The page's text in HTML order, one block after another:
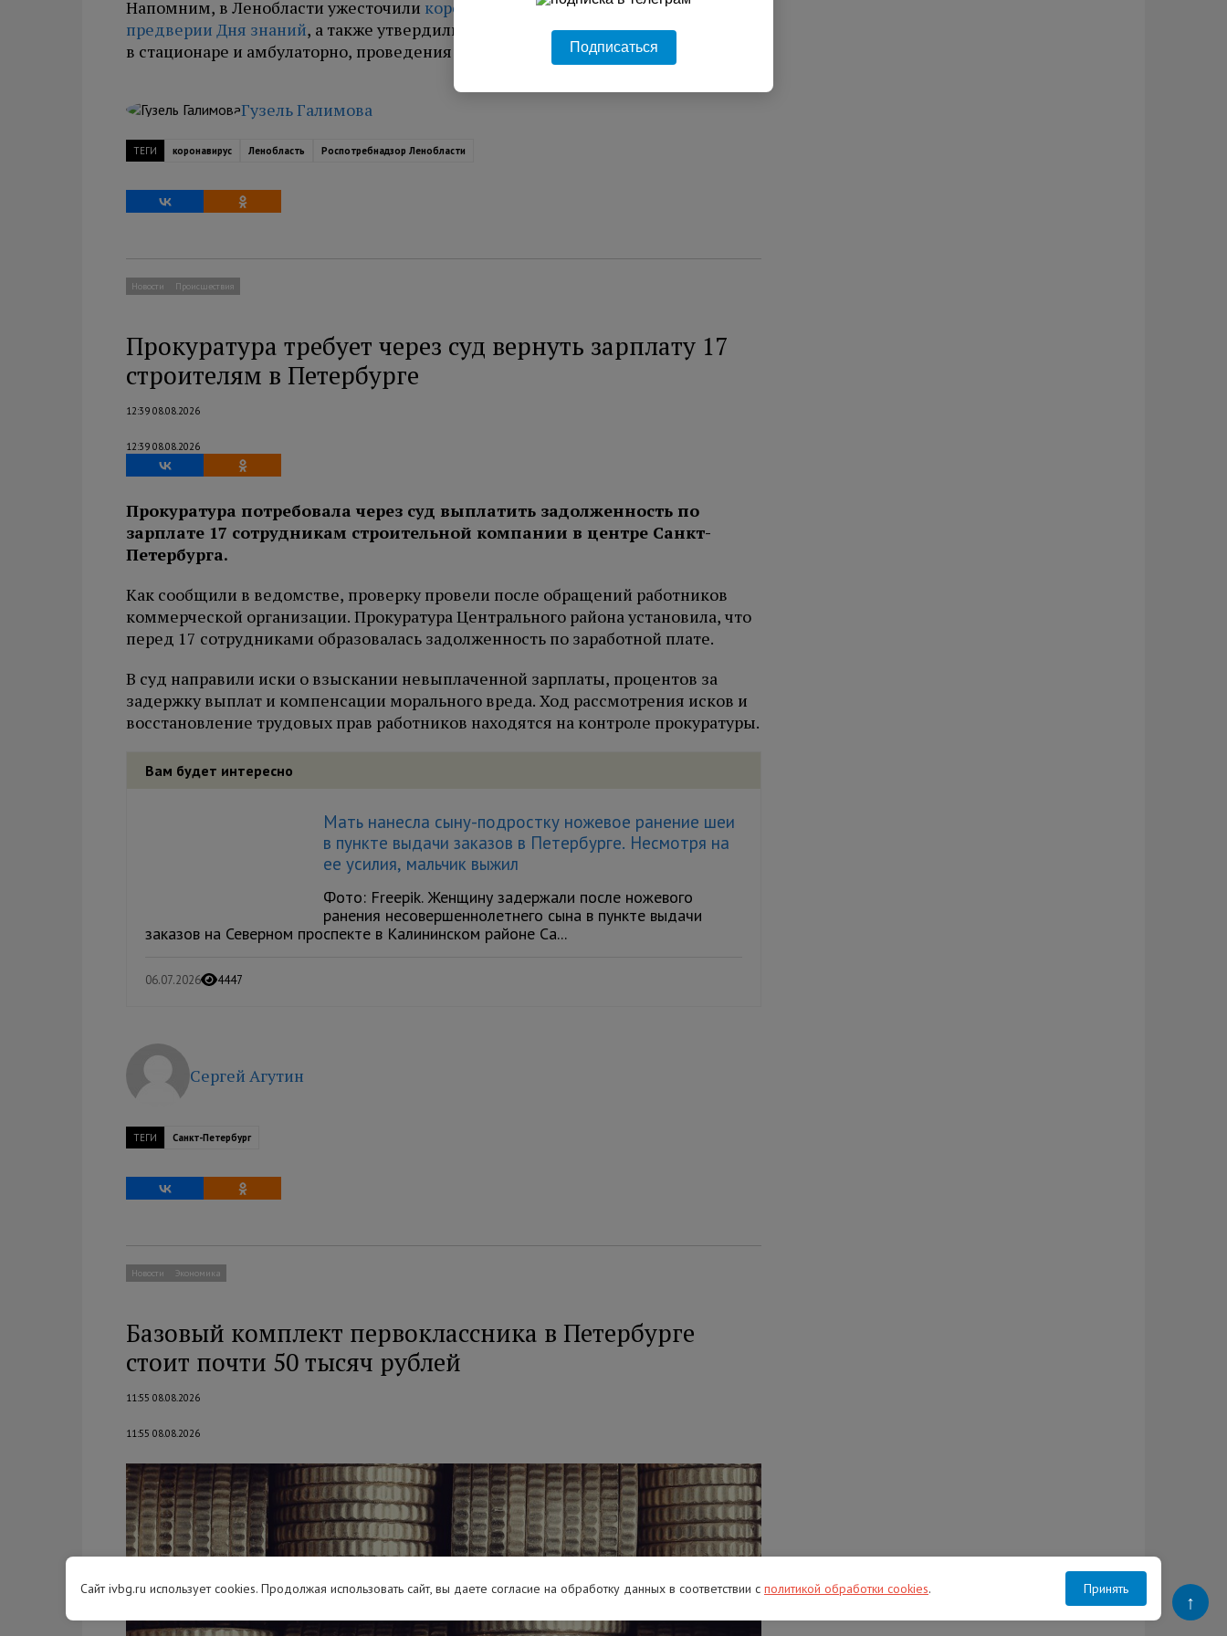
Напомним, в Ленобласти ужесточили коронавирусные ограничения в
предверии Дня знаний, а также утвердили правила оказания плановой помощи
в стационаре и амбулаторно, проведения ряда медосмотров.
Гузель Галимова
ТЕГИ коронавирус Ленобласть Роспотребнадзор Ленобласти
Новости Происшествия
Прокуратура требует через суд вернуть зарплату 17
строителям в Петербурге
12:39 08.08.2026
12:39 08.08.2026
Прокуратура потребовала через суд выплатить задолженность по
зарплате 17 сотрудникам строительной компании в центре Санкт-
Петербурга.
Как сообщили в ведомстве, проверку провели после обращений работников
коммерческой организации. Прокуратура Центрального района установила, что
перед 17 сотрудниками образовалась задолженность по заработной плате.
В суд направили иски о взыскании невыплаченной зарплаты, процентов за
задержку выплат и компенсации морального вреда. Ход рассмотрения исков и
восстановление трудовых прав работников находятся на контроле прокуратуры.
Вам будет интересно
Мать нанесла сыну-подростку ножевое ранение шеи
в пункте выдачи заказов в Петербурге. Несмотря на
ее усилия, мальчик выжил
Фото: Freepik. Женщину задержали после ножевого
ранения несовершеннолетнего сына в пункте выдачи
заказов на Северном проспекте в Калининском районе Са...
06.07.2026 4447
Сергей Агутин
ТЕГИ Санкт-Петербург
Новости Экономика
Базовый комплект первоклассника в Петербурге
стоит почти 50 тысяч рублей
11:55 08.08.2026
11:55 08.08.2026
Подписаться
Сайт ivbg.ru использует cookies. Продолжая использовать сайт, вы даете согласие на обработку данных в соответствии с политикой обработки cookies. Принять
↑